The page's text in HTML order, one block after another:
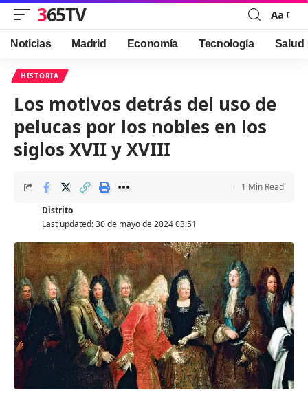
365TV
Font
Resizer
Aa
Noticias Madrid Economía Tecnología Salud
HISTORIA
Los motivos detrás del uso de
pelucas por los nobles en los
siglos XVII y XVIII
Last updated: 30 de mayo de 2024 03:51
Distrito
1 Min Read